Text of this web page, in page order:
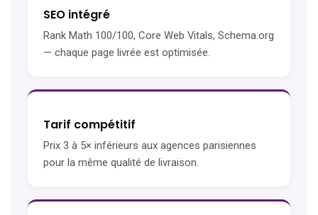
SEO intégré
Rank Math 100/100, Core Web Vitals, Schema.org
— chaque page livrée est optimisée.
Tarif compétitif
Prix 3 à 5× inférieurs aux agences parisiennes
pour la même qualité de livraison.